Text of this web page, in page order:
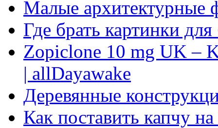
Малые архитектурные
Где брать картинки
Zopiclone 10 mg UK –
| allDayawake
Деревянные
Как поставить капчу